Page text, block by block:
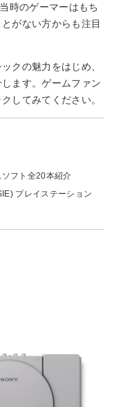
時のゲーマーはもち
がない方からも注目
クの魅力をはじめ、
ます。ゲームファン
してみてください。
フト全20本紹介
プレイステーション